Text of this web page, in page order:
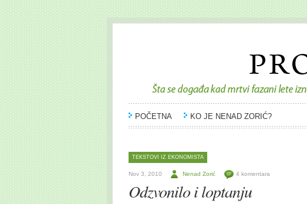
POČETNA KO JE NENAD ZORIĆ?
TEKSTOVI IZ EKONOMISTA
Nov 3, 2010 Nenad Zorić 4 komentara
Odzvonilo i loptanju